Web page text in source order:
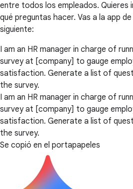
entre todos los empleados. Quieres
qué preguntas hacer. Vas a la app
siguiente:
I am an HR manager in charge of
survey at [company] to gauge
satisfaction. Generate a list of
the survey.
I am an HR manager in charge of
survey at [company] to gauge
satisfaction. Generate a list of
the survey.
Se copió en el portapapeles